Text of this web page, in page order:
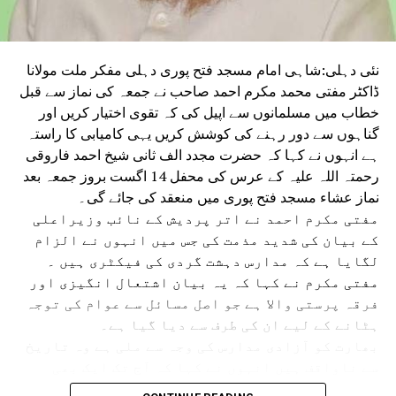
اسمگلروں کو تحفظ فراہم کررہی ہے ریکھا
بھاردواج
DON'T MISS
ڈاکٹر مفتی محمد مکرم احمد کا عید الفطر پر مکمل
انتظامات کا مطالبہ
نئی دہلی:شاہی امام مسجد فتح پوری دہلی مفکر ملت مولانا
ڈاکٹر مفتی محمد مکرم احمد صاحب نے جمعہ کی نماز سے قبل
خطاب میں مسلمانوں سے اپیل کی کہ تقوی اختیار کریں اور
گناہوں سے دور رہنے کی کوشش کریں یہی کامیابی کا راستہ
ہے انہوں نے کہا کہ حضرت مجدد الف ثانی شیخ احمد فاروقی
رحمتہ اللہ علیہ کے عرس کی محفل 14 اگست بروز جمعہ بعد
نماز عشاء مسجد فتح پوری میں منعقد کی جائے گی۔
مفتی مکرم احمد نے اتر پردیش کے نائب وزیراعلی
کے بیان کی شدید مذمت کی جس میں انہوں نے الزام
لگایا ہے کہ مدارس دہشت گردی کی فیکٹری ہیں ۔
مفتی مکرم نے کہا کہ یہ بیان اشتعال انگیزی اور
فرقہ پرستی والا ہے جو اصل مسائل سے عوام کی توجہ
ہٹانے کے لیے ان کی طرف سے دیا گیا ہے۔
مدرسہ میں دہشت گردی کا ثبوت نہیں ملا ہے بہت عرصے